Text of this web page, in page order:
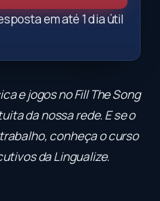
em até 1 dia útil
e jogos noFill The Song
da nossa rede. E se o
conheça ocurso
da Lingualize.